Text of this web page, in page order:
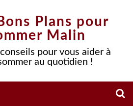
Plans pour
Malin
pour vous aider à
au quotidien !